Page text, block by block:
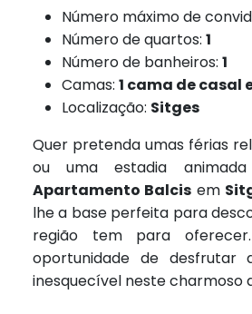
Número máximo de
Número de quartos: 1
Número de banheiros: 1
Camas: 1 cama de casal
Localização: Sitges
Quer pretenda umas férias
ou uma estadia
Apartamento Balcis em
lhe a base perfeita para
região tem para
oportunidade de desfrutar
inesquecível neste charmoso